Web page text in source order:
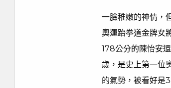
一臉稚嫩的神情，
奧運跆拳道金牌女
178公分的陳怡安
歲，是史上第一位
的氣勢，被看好是